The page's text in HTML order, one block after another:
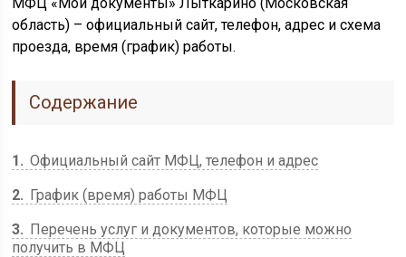
область) – официальный сайт, телефон, адрес и схема
проезда, время (график) работы.
Содержание
1
Официальный сайт МФЦ, телефон и адрес
2
График (время) работы МФЦ
3
Перечень услуг и документов, которые можно
получить в МФЦ